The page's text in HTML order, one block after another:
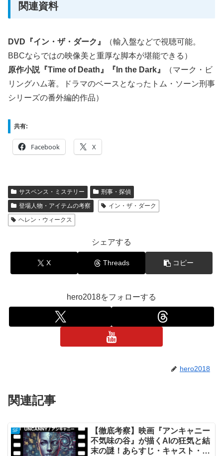
関連資料
DVD『イン・ザ・ダーク』
（輸入盤などで視聴可能。
BBCならではの映像美と重厚な脚本が堪能できる）
原作小説『Time of Death』『In the Dark』
（マーク・ビ
リングハム著。ドラマのベースとなったトム・ソーン刑事
シリーズの番外編的作品）
共有:
Facebook X
サスペンス・ミステリー
刑事・探偵
登場人物・アイテムの考察
イン・ザ・ダーク
ヘレン・ウィークス
シェアする
X Threads コピー
hero2018をフォローする
hero2018
関連記事
SF
【徹底考察】映画『アンキャニー
不気味の谷』が描くAIの狂気と結
末の謎！あらすじ・キャスト・隠